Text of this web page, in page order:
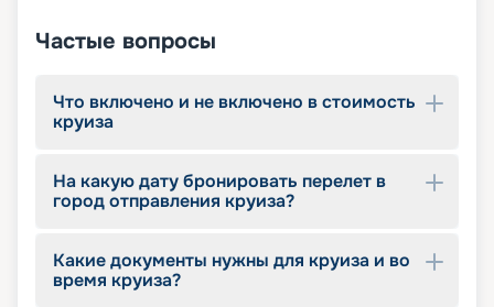
Частые вопросы
Что включено и не включено в стоимость
круиза
На какую дату бронировать перелет в
город отправления круиза?
Какие документы нужны для круиза и во
время круиза?